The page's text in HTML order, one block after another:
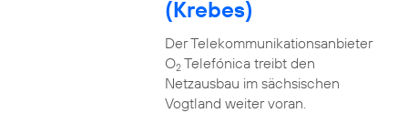
(Krebes)
Der Telekommunikationsanbieter
O2Telefónica treibt den
Netzausbau im sächsischen
Vogtland weiter voran.